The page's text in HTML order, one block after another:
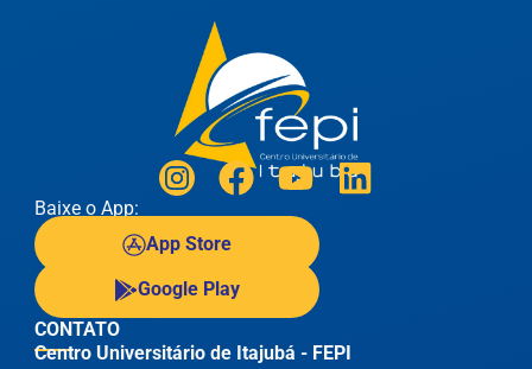
Baixe o App:
App Store
Google Play
CONTATO
Centro Universitário de Itajubá - FEPI